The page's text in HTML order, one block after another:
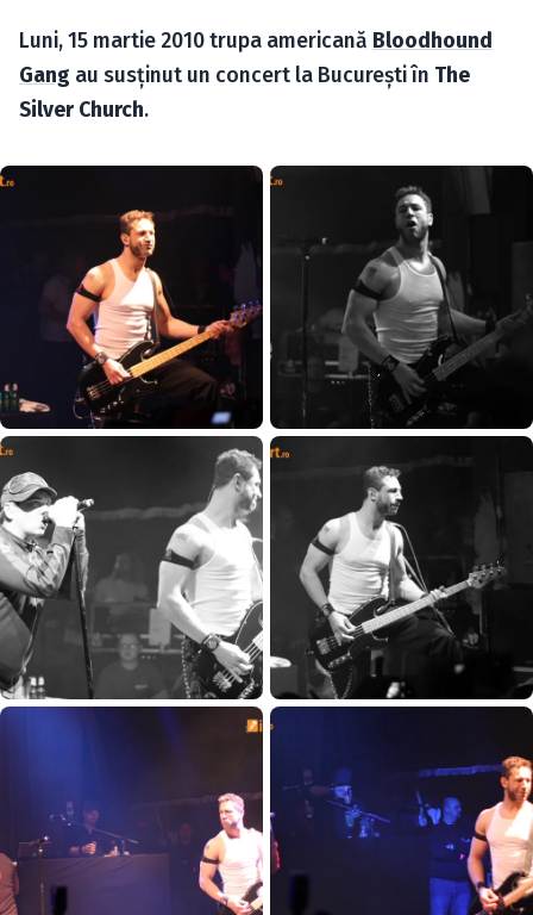
Luni, 15 martie 2010 trupa americană Bloodhound
Gang au susţinut un concert la Bucureşti în The
Silver Church.